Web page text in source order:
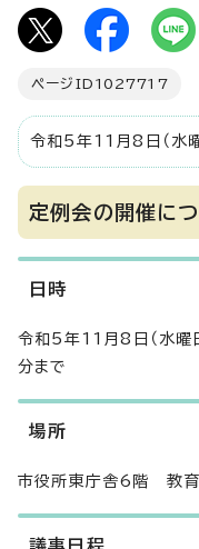
ページID 1027717
令和5年11月8日（水
定例会の開催に
日時
令和5年11月8日（水
分まで
場所
市役所東庁舎6階 教育